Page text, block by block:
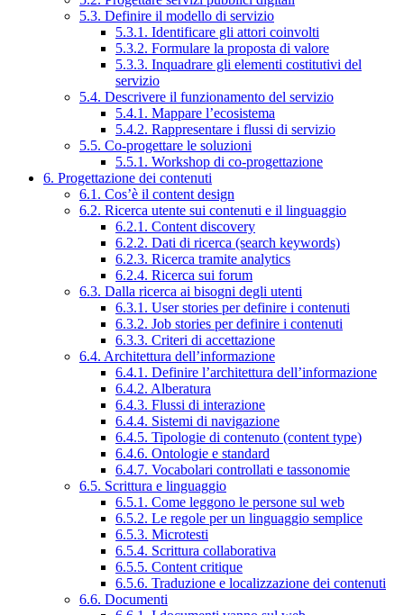
5.3. Definire il modello di servizio
5.3.1. Identificare gli attori coinvolti
5.3.2. Formulare la proposta di valore
5.3.3. Inquadrare gli elementi costitutivi del
servizio
5.4. Descrivere il funzionamento del servizio
5.4.1. Mappare l’ecosistema
5.4.2. Rappresentare i flussi di servizio
5.5. Co-progettare le soluzioni
5.5.1. Workshop di co-progettazione
6. Progettazione dei contenuti
6.1. Cos’è il content design
6.2. Ricerca utente sui contenuti e il linguaggio
6.2.1. Content discovery
6.2.2. Dati di ricerca (search keywords)
6.2.3. Ricerca tramite analytics
6.2.4. Ricerca sui forum
6.3. Dalla ricerca ai bisogni degli utenti
6.3.1. User stories per definire i contenuti
6.3.2. Job stories per definire i contenuti
6.3.3. Criteri di accettazione
6.4. Architettura dell’informazione
6.4.1. Definire l’architettura dell’informazione
6.4.2. Alberatura
6.4.3. Flussi di interazione
6.4.4. Sistemi di navigazione
6.4.5. Tipologie di contenuto (content type)
6.4.6. Ontologie e standard
6.4.7. Vocabolari controllati e tassonomie
6.5. Scrittura e linguaggio
6.5.1. Come leggono le persone sul web
6.5.2. Le regole per un linguaggio semplice
6.5.3. Microtesti
6.5.4. Scrittura collaborativa
6.5.5. Content critique
6.5.6. Traduzione e localizzazione dei contenuti
6.6. Documenti